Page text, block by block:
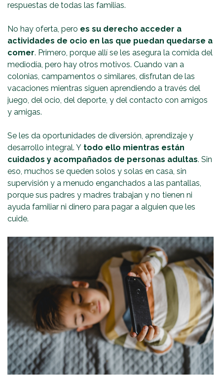
respuestas de todas las familias.
No hay oferta, pero es su derecho acceder a
actividades de ocio en las que puedan quedarse a
comer. Primero, porque allí se les asegura la comida del
mediodía, pero hay otros motivos. Cuando van a
colonias, campamentos o similares, disfrutan de las
vacaciones mientras siguen aprendiendo a través del
juego, del ocio, del deporte, y del contacto con amigos
y amigas.
Se les da oportunidades de diversión, aprendizaje y
desarrollo integral. Y todo ello mientras están
cuidados y acompañados de personas adultas. Sin
eso, muchos se queden solos y solas en casa, sin
supervisión y a menudo enganchados a las pantallas,
porque sus padres y madres trabajan y no tienen ni
ayuda familiar ni dinero para pagar a alguien que les
cuide.